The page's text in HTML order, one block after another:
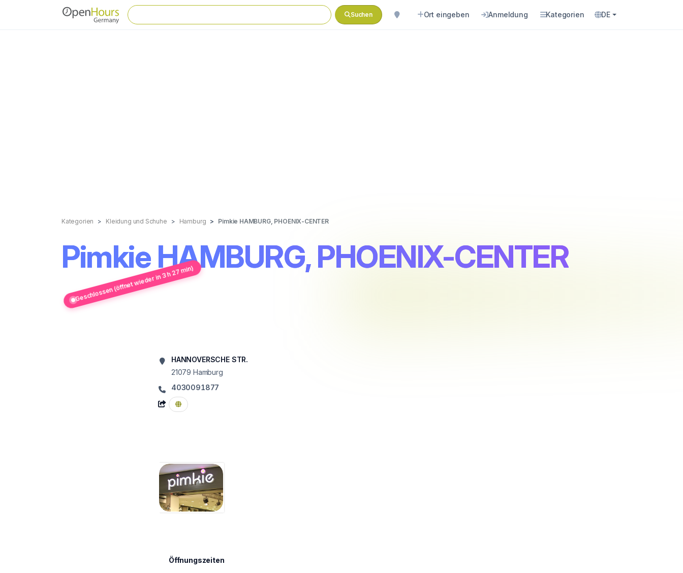
Suchen Ort eingeben Anmeldung Kategorien DE
Kategorien Kleidung und Schuhe Hamburg Pimkie HAMBURG, PHOENIX-CENTER
Pimkie HAMBURG, PHOENIX-CENTER
Geschlossen (öffnet wieder in 3 h 27 min)
HANNOVERSCHE STR.
21079 Hamburg
4030091877
Öffnungszeiten